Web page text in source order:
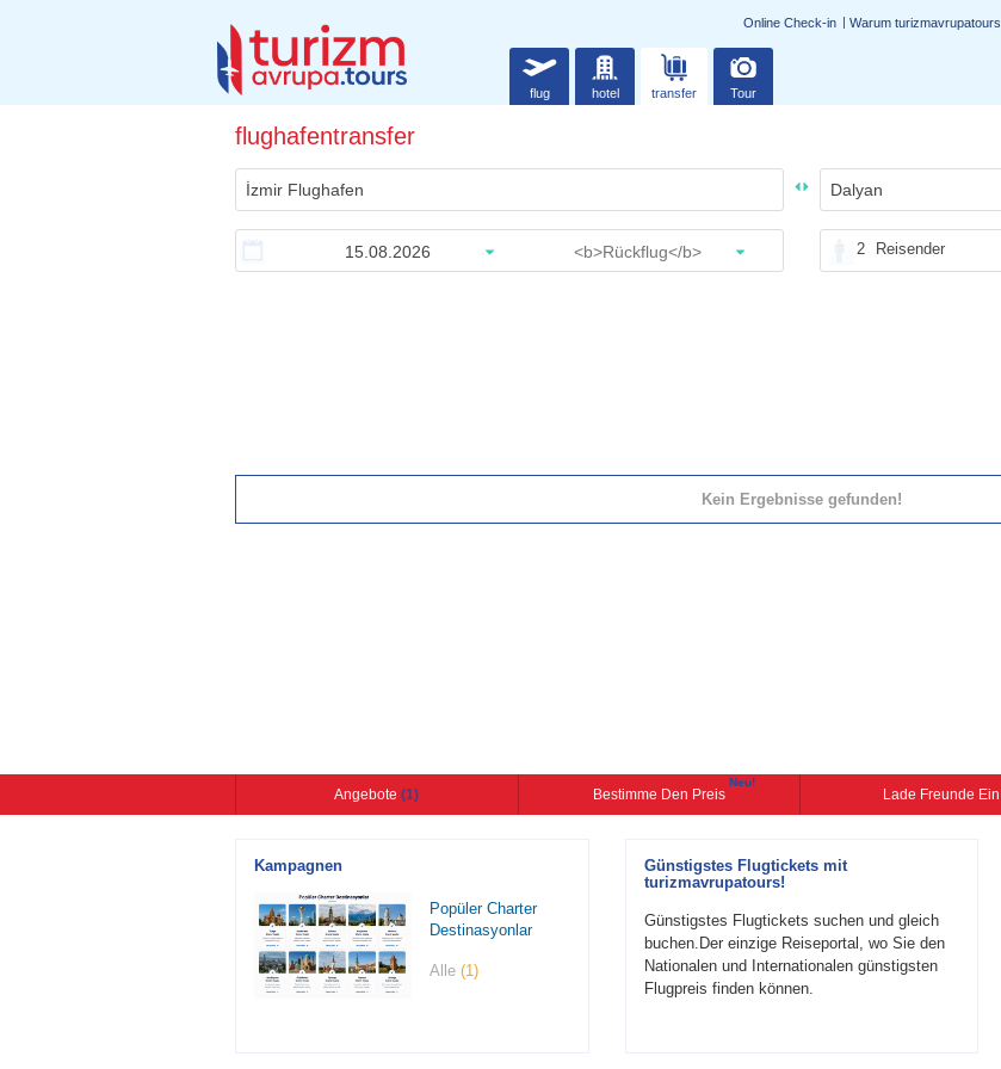
Online Check-in Warum turizmavrupatours
flug hotel transfer Tour
flughafentransfer
2 Reisender
Kein Ergebnisse gefunden!
Angebote(1) Bestimme Den Preis
Neu!
Lade Freunde Ein
Kampagnen
Popüler Charter
Destinasyonlar
Alle(1)
Günstigstes Flugtickets mit
turizmavrupatours!
Günstigstes Flugtickets suchen und gleich
buchen.Der einzige Reiseportal, wo Sie den
Nationalen und Internationalen günstigsten
Flugpreis finden können.